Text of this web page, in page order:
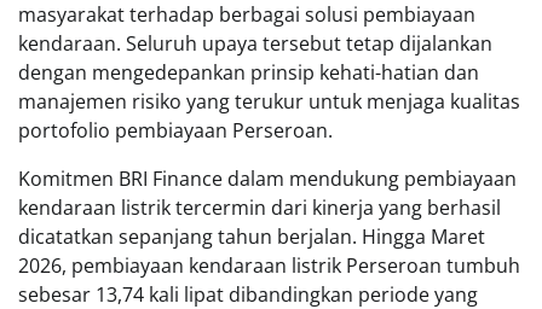
masyarakat terhadap berbagai solusi pembiayaan
kendaraan. Seluruh upaya tersebut tetap dijalankan
dengan mengedepankan prinsip kehati-hatian dan
manajemen risiko yang terukur untuk menjaga kualitas
portofolio pembiayaan Perseroan.
Komitmen BRI Finance dalam mendukung pembiayaan
kendaraan listrik tercermin dari kinerja yang berhasil
dicatatkan sepanjang tahun berjalan. Hingga Maret
2026, pembiayaan kendaraan listrik Perseroan tumbuh
sebesar 13,74 kali lipat dibandingkan periode yang